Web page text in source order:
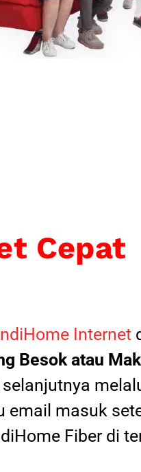
Cepat
Internet
Besok atau
email masuk
Fiber di